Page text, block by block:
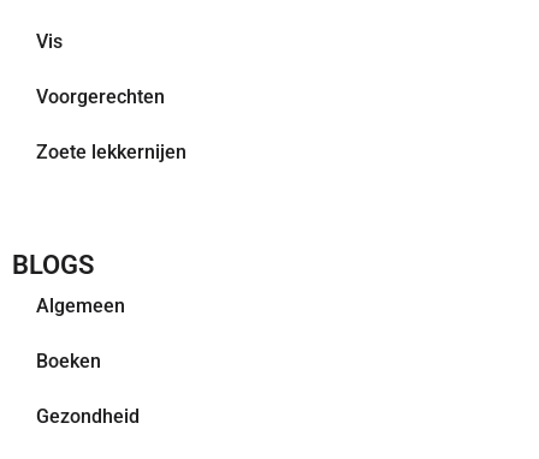
Vis
Voorgerechten
Zoete lekkernijen
BLOGS
Algemeen
Boeken
Gezondheid